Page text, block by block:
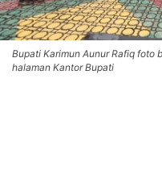
Bupati Karimun Aunur Rafiq foto
halaman Kantor Bupati